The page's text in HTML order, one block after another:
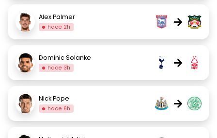
Alex Palmer
hace 2h →
Dominic Solanke
hace 3h →
Nick Pope
hace 6h →